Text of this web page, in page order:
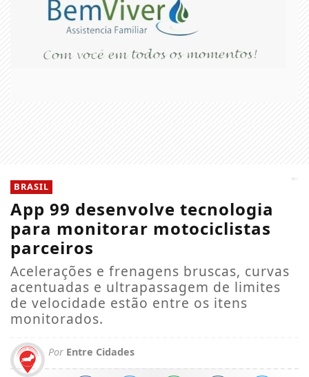
BRASIL
App 99 desenvolve tecnologia
para monitorar motociclistas
parceiros
Acelerações e frenagens bruscas, curvas
acentuadas e ultrapassagem de limites
de velocidade estão entre os itens
monitorados.
Por Entre Cidades